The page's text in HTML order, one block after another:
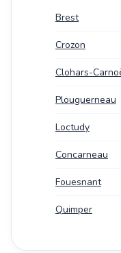
Brest
Crozon
Clohars-
Plouguerneau
Loctudy
Concarneau
Fouesnant
Quimper